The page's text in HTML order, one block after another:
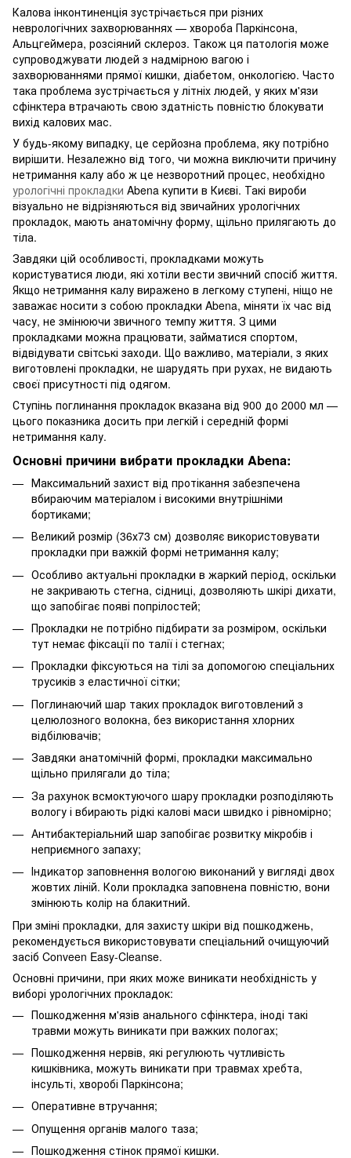
Калова інконтиненція зустрічається при різних
неврологічних захворюваннях — хвороба Паркінсона,
Альцгеймера, розсіяний склероз. Також ця патологія може
супроводжувати людей з надмірною вагою і
захворюваннями прямої кишки, діабетом, онкологією. Часто
така проблема зустрічається у літніх людей, у яких м'язи
сфінктера втрачають свою здатність повністю блокувати
вихід калових мас.
У будь-якому випадку, це серйозна проблема, яку потрібно
вирішити. Незалежно від того, чи можна виключити причину
нетримання калу або ж це незворотний процес, необхідно
урологічні прокладки Abena купити в Києві. Такі вироби
візуально не відрізняються від звичайних урологічних
прокладок, мають анатомічну форму, щільно прилягають до
тіла.
Завдяки цій особливості, прокладками можуть
користуватися люди, які хотіли вести звичний спосіб життя.
Якщо нетримання калу виражено в легкому ступені, ніщо не
заважає носити з собою прокладки Abena, міняти їх час від
часу, не змінюючи звичного темпу життя. З цими
прокладками можна працювати, займатися спортом,
відвідувати світські заходи. Що важливо, матеріали, з яких
виготовлені прокладки, не шарудять при рухах, не видають
своєї присутності під одягом.
Ступінь поглинання прокладок вказана від 900 до 2000 мл —
цього показника досить при легкій і середній формі
нетримання калу.
Основні причини вибрати прокладки Abena:
Максимальний захист від протікання забезпечена
вбираючим матеріалом і високими внутрішніми
бортиками;
Великий розмір (36х73 см) дозволяє використовувати
прокладки при важкій формі нетримання калу;
Особливо актуальні прокладки в жаркий період, оскільки
не закривають стегна, сідниці, дозволяють шкірі дихати,
що запобігає появі попрілостей;
Прокладки не потрібно підбирати за розміром, оскільки
тут немає фіксації по талії і стегнах;
Прокладки фіксуються на тілі за допомогою спеціальних
трусиків з еластичної сітки;
Поглинаючий шар таких прокладок виготовлений з
целюлозного волокна, без використання хлорних
відбілювачів;
Завдяки анатомічній формі, прокладки максимально
щільно прилягали до тіла;
За рахунок всмоктуючого шару прокладки розподіляють
вологу і вбирають рідкі калові маси швидко і рівномірно;
Антибактеріальний шар запобігає розвитку мікробів і
неприємного запаху;
Індикатор заповнення вологою виконаний у вигляді двох
жовтих ліній. Коли прокладка заповнена повністю, вони
змінюють колір на блакитний.
При зміні прокладки, для захисту шкіри від пошкоджень,
рекомендується використовувати спеціальний очищуючий
засіб Conveen Easy-Cleanse.
Основні причини, при яких може виникати необхідність у
виборі урологічних прокладок:
Пошкодження м'язів анального сфінктера, іноді такі
травми можуть виникати при важких пологах;
Пошкодження нервів, які регулюють чутливість
кишківника, можуть виникати при травмах хребта,
інсульті, хворобі Паркінсона;
Оперативне втручання;
Опущення органів малого таза;
Пошкодження стінок прямої кишки.